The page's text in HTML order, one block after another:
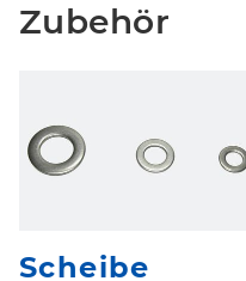
Zubehör
Scheibe